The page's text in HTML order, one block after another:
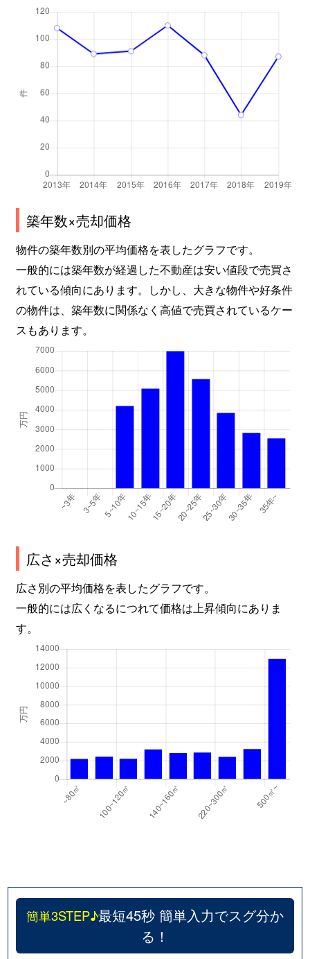
築年数×売却価格
物件の築年数別の平均価格を表したグラフです。
一般的には築年数が経過した不動産は安い値段で売買さ
れている傾向にあります。しかし、大きな物件や好条件
の物件は、築年数に関係なく高値で売買されているケー
スもあります。
広さ×売却価格
広さ別の平均価格を表したグラフです。
一般的には広くなるにつれて価格は上昇傾向にありま
す。
簡単3STEP♪最短45秒 簡単入力でスグ分か
る！